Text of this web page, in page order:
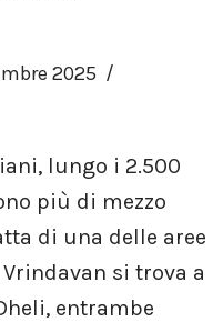
2025
lungo i 2.500
più di mezzo
di una delle aree
si trova a
entrambe